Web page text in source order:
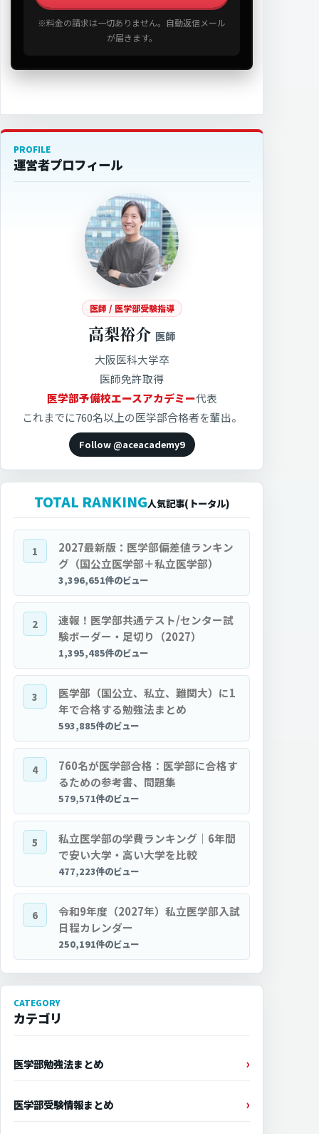
※料金の請求は一切ありません。自動返信メール
が届きます。
PROFILE
運営者プロフィール
医師 / 医学部受験指導
高梨裕介 医師
大阪医科大学卒
医師免許取得
医学部予備校エースアカデミー代表
これまでに760名以上の医学部合格者を輩出。
Follow @aceacademy9
TOTAL RANKING人気記事(トータル)
1
2027最新版：医学部偏差値ランキン
グ（国公立医学部＋私立医学部）
3,396,651件のビュー
2
速報！医学部共通テスト/センター試
験ボーダー・足切り（2027）
1,395,485件のビュー
3
医学部（国公立、私立、難関大）に1
年で合格する勉強法まとめ
593,885件のビュー
4
760名が医学部合格：医学部に合格す
るための参考書、問題集
579,571件のビュー
5
私立医学部の学費ランキング｜6年間
で安い大学・高い大学を比較
477,223件のビュー
6
令和9年度（2027年）私立医学部入試
日程カレンダー
250,191件のビュー
CATEGORY
カテゴリ
医学部勉強法まとめ
医学部受験情報まとめ